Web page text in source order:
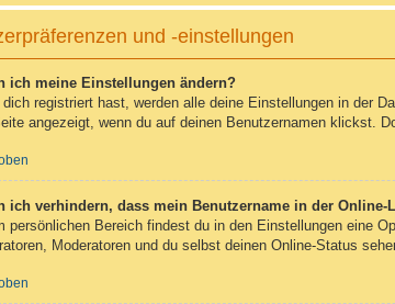
und -einstellungen
ich meine Einstellungen ändern?
dich registriert hast, werden alle deine Einstellungen in der
angezeigt, wenn du auf deinen Benutzernamen klickst.
ich verhindern, dass mein Benutzername in der Online-
persönlichen Bereich findest du in den Einstellungen eine
Moderatoren und du selbst deinen Online-Status